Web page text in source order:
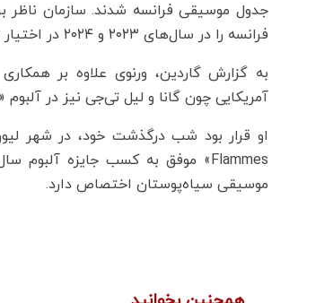
جدول موسیقی فرانسه شدند. سازمان ناظر
فرانسه را در سال‌های ۲۰۲۳ و ۲۰۲۴ در اختیار داشته است.
به گزارش گاردین، ورنوی علاوه بر
آمریکایی چون گانا و لیل تی‌جی نیز در
موسیقی سیاه‌پوستان اختصاص دارد.